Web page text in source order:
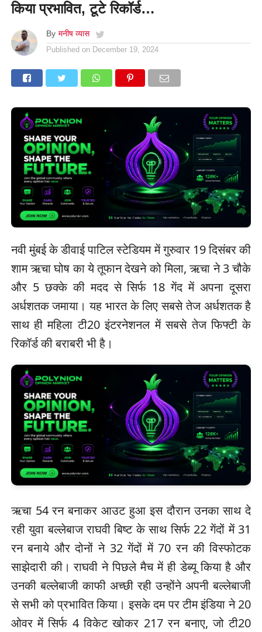
किया प्रभावित, टूटे रिकॉर्ड…
By मनीष व्यास
Published on December 19, 2024
नवी मुंबई के डीवाई पाटिल स्टेडियम में गुरुवार 19 दिसंबर की
शाम ऋचा घोष का ये तूफान देखने को मिला, ऋचा ने 3 चौके
और 5 छक्के की मदद से सिर्फ 18 गेंद में अपना दूसरा
अर्धशतक जमाया। यह भारत के लिए सबसे तेज अर्धशतक है
साथ ही महिला टी20 इंटरनेशनल में सबसे तेज फिफ्टी के
रिकॉर्ड की बराबरी भी है।
ऋचा 54 रन बनाकर आउट हुआ इस दौरान उनका साथ दे
रही युवा बल्लेबाज राघवी बिष्ट के साथ सिर्फ 22 गेंदों में 31
रन बनाये और दोनों ने 32 गेंदों में 70 रन की विस्फोटक
साझेदारी की। राघवी ने पिछले मैच में ही डेब्यू किया है और
उनकी बल्लेबाजी काफी अच्छी रही उन्होंने अपनी बल्लेबाजी
से सभी को प्रभावित किया। इसके दम पर टीम इंडिया ने 20
ओवर में सिर्फ 4 विकेट खोकर 217 रन बनाए, जो टी20